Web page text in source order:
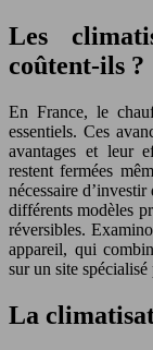
Les
coûtent-ils ?
En France, le
essentiels. Ces
avantages et leur
restent fermées
nécessaire
différents modèles
réversibles.
appareil, qui
sur un site
La